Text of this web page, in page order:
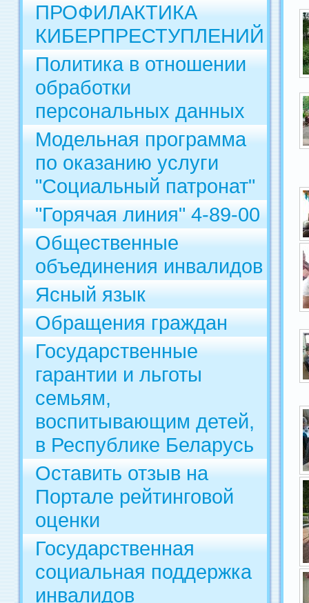
ПРОФИЛАКТИКА
КИБЕРПРЕСТУПЛЕНИЙ
Политика в отношении
обработки
персональных данных
Модельная программа
по оказанию услуги
"Социальный патронат"
"Горячая линия" 4-89-00
Общественные
объединения инвалидов
Ясный язык
Обращения граждан
Государственные
гарантии и льготы
семьям,
воспитывающим детей,
в Республике Беларусь
Оставить отзыв на
Портале рейтинговой
оценки
Государственная
социальная поддержка
инвалидов